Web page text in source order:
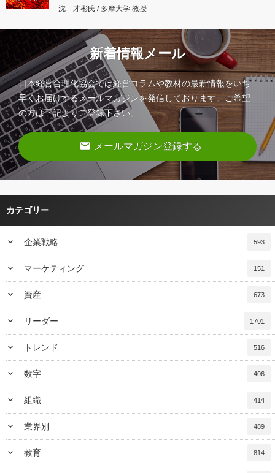
沈 才彬氏 / 多摩大学 教授
新着情報メール
日本経営合理化協会では経営コラムや教材の最新情報をいち
早くお届けするメールマガジンを発信しております。ご希望
の方は下記よりご登録下さい。
email メールマガジン登録する
カテゴリー
keyboard_arrow_down 企業戦略 593
keyboard_arrow_down マーケティング 151
keyboard_arrow_down 資産 673
keyboard_arrow_down リーダー 1701
keyboard_arrow_down トレンド 516
keyboard_arrow_down 数字 406
keyboard_arrow_down 組織 414
keyboard_arrow_down 業界別 489
keyboard_arrow_down 教育 814